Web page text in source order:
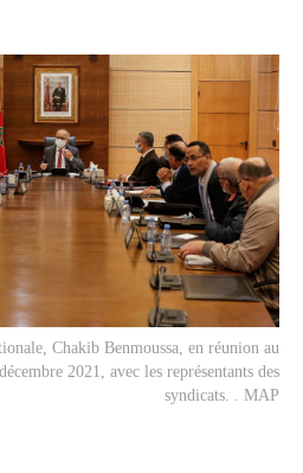
Chakib Benmoussa, en réunion au
2021, avec les représentants des
syndicats. . MAP